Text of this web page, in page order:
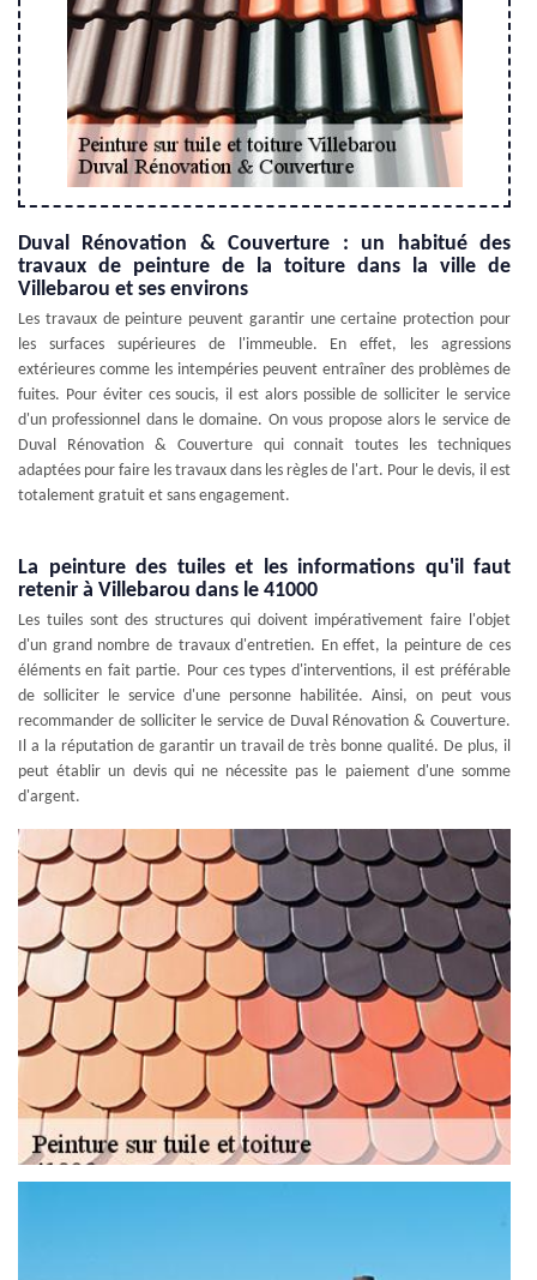
Duval Rénovation & Couverture : un habitué des
travaux de peinture de la toiture dans la ville de
Villebarou et ses environs
Les travaux de peinture peuvent garantir une certaine protection pour
les surfaces supérieures de l'immeuble. En effet, les agressions
extérieures comme les intempéries peuvent entraîner des problèmes de
fuites. Pour éviter ces soucis, il est alors possible de solliciter le service
d'un professionnel dans le domaine. On vous propose alors le service de
Duval Rénovation & Couverture qui connait toutes les techniques
adaptées pour faire les travaux dans les règles de l'art. Pour le devis, il est
totalement gratuit et sans engagement.
La peinture des tuiles et les informations qu'il faut
retenir à Villebarou dans le 41000
Les tuiles sont des structures qui doivent impérativement faire l'objet
d'un grand nombre de travaux d'entretien. En effet, la peinture de ces
éléments en fait partie. Pour ces types d'interventions, il est préférable
de solliciter le service d'une personne habilitée. Ainsi, on peut vous
recommander de solliciter le service de Duval Rénovation & Couverture.
Il a la réputation de garantir un travail de très bonne qualité. De plus, il
peut établir un devis qui ne nécessite pas le paiement d'une somme
d'argent.